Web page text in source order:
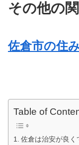
その他の
佐倉市の住
Table of
佐倉は治安が良く